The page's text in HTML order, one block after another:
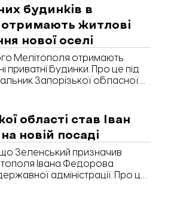
будинків в
житлові
нової оселі
Мелітополя отримають
приватні будинки. Про це під
Запорізької обласної
право на компенсацію за
мешканці громад, які
дій. На сьогодні це весь
області став Іван
новій посаді
Зеленський призначив
Івана Федорова
адміністрації. Про це